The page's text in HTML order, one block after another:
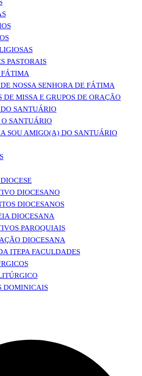
PASTORAIS
NOSSA SENHORA DE FÁTIMA
DE MISSA E GRUPOS DE ORAÇÃO
SANTUÁRIO
O SANTUÁRIO
SOU AMIGO(A) DO SANTUÁRIO
DIOCESANO
DIOCESANOS
DIOCESANA
PAROQUIAIS
DIOCESANA
ITEPA FACULDADES
DOMINICAIS